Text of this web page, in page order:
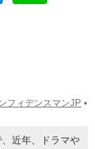
フィデンスマンJP •
近年、ドラマや